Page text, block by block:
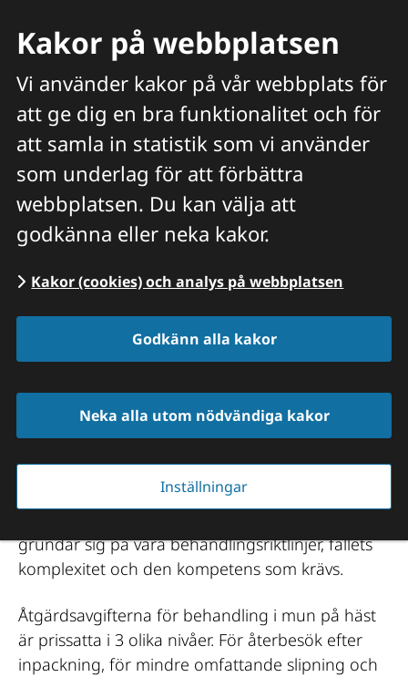
Kakor på webbplatsen
Vi använder kakor på vår webbplats för
att ge dig en bra funktionalitet och för
att samla in statistik som vi använder
som underlag för att förbättra
webbplatsen. Du kan välja att
godkänna eller neka kakor.
Kakor (cookies) och analys på webbplatsen
Godkänn alla kakor
Neka alla utom nödvändiga kakor
Inställningar
Meny Hitta veterinär Sök
Start / Våra priser och tjänster / Behandling i
mun | HÄST och KAMELIDER
Behandling i mun
häst och kamelider
Pris från 265 kr - 1 720 kr
grundar sig på våra behandlingsriktlinjer, fallets
komplexitet och den kompetens som krävs.
Åtgärdsavgifterna för behandling i mun på häst
är prissatta i 3 olika nivåer. För återbesök efter
inpackning, för mindre omfattande slipning och